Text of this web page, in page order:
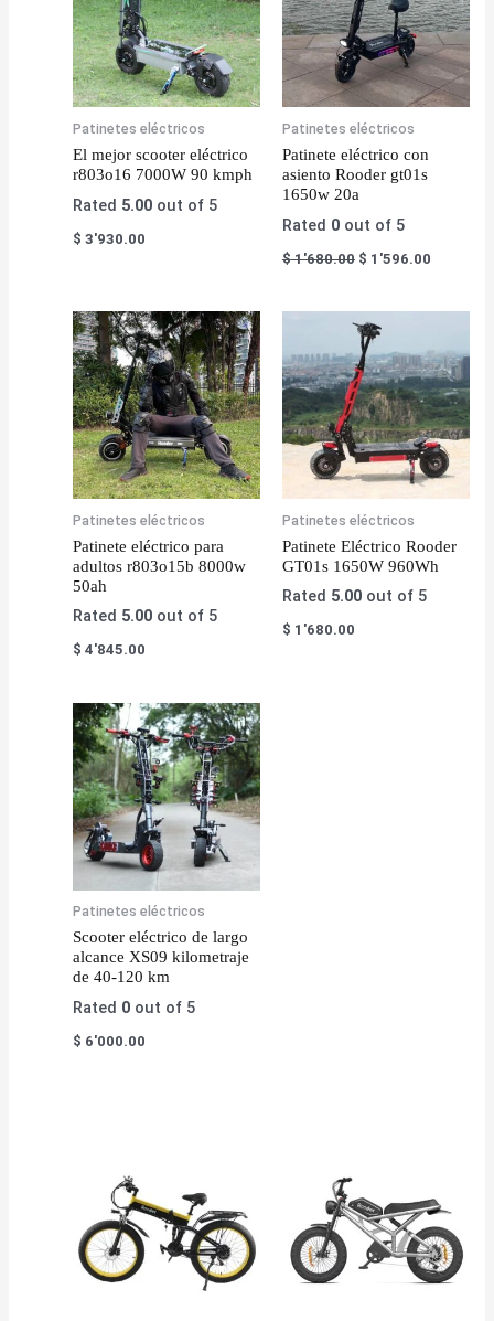
Patinetes eléctricos
El mejor scooter eléctrico
r803o16 7000W 90 kmph
Rated 5.00 out of 5
$ 3'930.00
Patinetes eléctricos
Patinete eléctrico con
asiento Rooder gt01s
1650w 20a
Rated 0out of 5
$1'680.00 $ 1'596.00
Patinetes eléctricos
Patinete eléctrico para
adultos r803o15b 8000w
50ah
Rated 5.00 out of 5
$ 4'845.00
Patinetes eléctricos
Patinete Eléctrico Rooder
GT01s 1650W 960Wh
Rated 5.00out of 5
$ 1'680.00
Patinetes eléctricos
Scooter eléctrico de largo
alcance XS09 kilometraje
de 40-120 km
Rated 0 out of 5
$ 6'000.00